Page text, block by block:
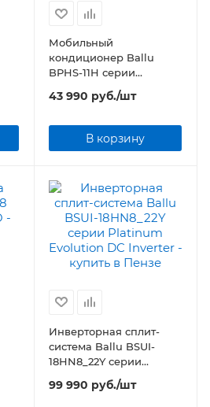
Мобильный
кондиционер Ballu
BPHS-11H серии
Platinum Comfort
43 990 руб./шт
В корзину
Инверторная сплит-
система Ballu BSUI-
18HN8_22Y серии
Platinum Evolution DC
Inverter
99 990 руб./шт